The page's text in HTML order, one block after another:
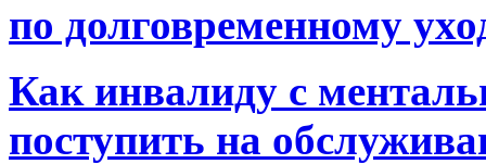
по долговременному
Как инвалиду с
поступить на